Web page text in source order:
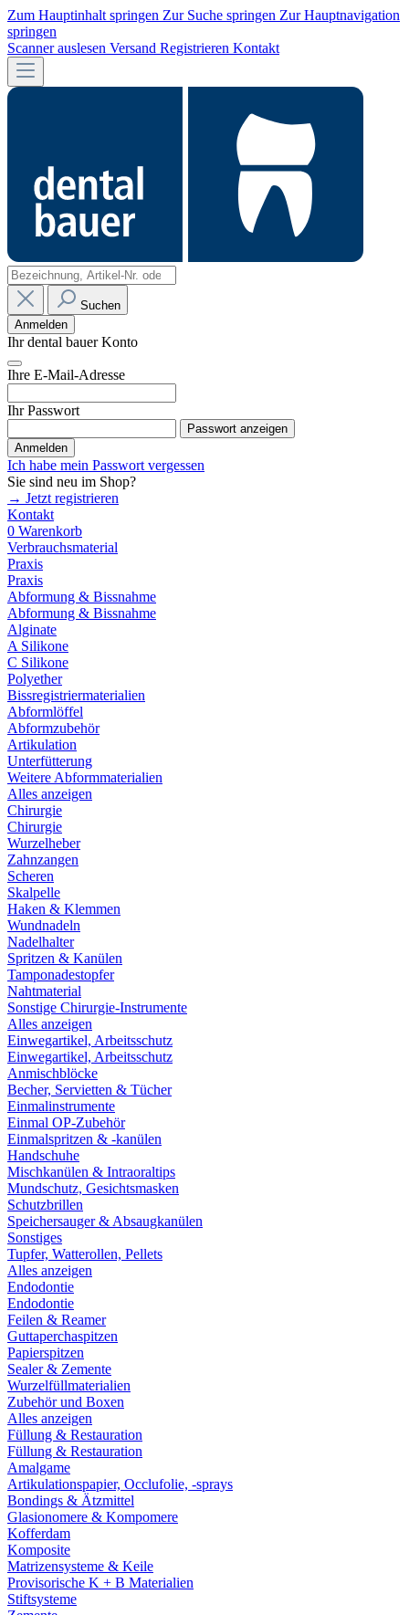
Zum Hauptinhalt springen Zur Suche springen Zur Hauptnavigation
springen
Scanner auslesen Versand Registrieren Kontakt
Suchen
Anmelden
Ihr dental bauer Konto
Ihre E-Mail-Adresse
Ihr Passwort
Passwort anzeigen
Anmelden
Ich habe mein Passwort vergessen
Sie sind neu im Shop?
→ Jetzt registrieren
Kontakt
0 Warenkorb
Verbrauchsmaterial
Praxis
Praxis
Abformung & Bissnahme
Abformung & Bissnahme
Alginate
A Silikone
C Silikone
Polyether
Bissregistriermaterialien
Abformlöffel
Abformzubehör
Artikulation
Unterfütterung
Weitere Abformmaterialien
Alles anzeigen
Chirurgie
Chirurgie
Wurzelheber
Zahnzangen
Scheren
Skalpelle
Haken & Klemmen
Wundnadeln
Nadelhalter
Spritzen & Kanülen
Tamponadestopfer
Nahtmaterial
Sonstige Chirurgie-Instrumente
Alles anzeigen
Einwegartikel, Arbeitsschutz
Einwegartikel, Arbeitsschutz
Anmischblöcke
Becher, Servietten & Tücher
Einmalinstrumente
Einmal OP-Zubehör
Einmalspritzen & -kanülen
Handschuhe
Mischkanülen & Intraoraltips
Mundschutz, Gesichtsmasken
Schutzbrillen
Speichersauger & Absaugkanülen
Sonstiges
Tupfer, Watterollen, Pellets
Alles anzeigen
Endodontie
Endodontie
Feilen & Reamer
Guttaperchaspitzen
Papierspitzen
Sealer & Zemente
Wurzelfüllmaterialien
Zubehör und Boxen
Alles anzeigen
Füllung & Restauration
Füllung & Restauration
Amalgame
Artikulationspapier, Occlufolie, -sprays
Bondings & Ätzmittel
Glasionomere & Kompomere
Kofferdam
Komposite
Matrizensysteme & Keile
Provisorische K + B Materialien
Stiftsysteme